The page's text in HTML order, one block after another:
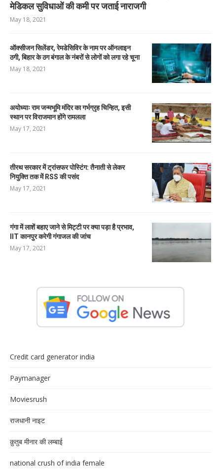
मेडिकल सुविधाओं की कमी पर जताई नाराजगी
May 18, 2021
ऑक्सीजन सिलेंडर, रेमडेसिविर के नाम पर ऑनलाइन
ठगी, बिहार के ठग बंगाल के नंबरों से लोगों को लगा रहे चूना
May 18, 2021
अयोध्याः राम जन्मभूमि मंदिर का गर्भग्रृह चिन्हित, इसी
स्थान पर विराजमान होंगे रामलला
May 17, 2021
तीरथ सरकार में ट्रांसफर पोस्टिंग: तैनाती से लेकर
नियुक्ति तक में RSS की पसंद
May 17, 2021
गंगा में लाशें बहाए जाने से मिट्टी पर क्या पड़ा है प्रभाव,
IIT कानपुर करेगी गंगाजल की जांच
May 17, 2021
Credit card generator india
Paymanager
Moviesrush
राजधानी नाइट
क़ुतुब मीनार की लम्बाई
national crush of india female